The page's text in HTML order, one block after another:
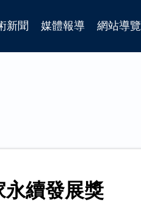
新聞 媒體報導 網站導覽
續發展獎